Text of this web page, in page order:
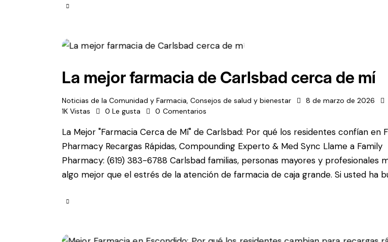
La mejor farmacia de Carlsbad cerca de mí
Noticias de la Comunidad y Farmacia, Consejos de salud y bienestar
8 de marzo de 2026
1K Vistas 0 Le gusta 0 Comentarios
La Mejor "Farmacia Cerca de Mí" de Carlsbad: Por qué los residentes confían en
Pharmacy Recargas Rápidas, Compounding Experto & Med Sync Llame a Family
Pharmacy: (619) 383-6788 Carlsbad familias, personas mayores y profesionales
algo mejor que el estrés de la atención de farmacia de caja grande. Si usted ha